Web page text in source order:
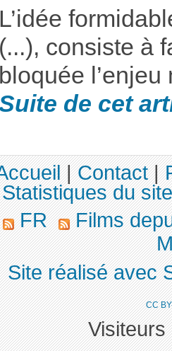
L’idée
(...), consiste à
bloquée
de cet
|Contact|
Statistiques du site
FR
Films
Site réalisé avec
CC